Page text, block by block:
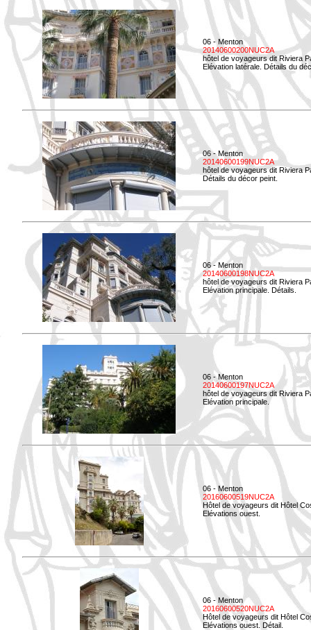
06 - Menton
20140600200NUC2A
hôtel de voyageurs dit Riviera
Elévation latérale. Détails du
06 - Menton
20140600199NUC2A
hôtel de voyageurs dit Riviera
Détails du décor peint.
06 - Menton
20140600198NUC2A
hôtel de voyageurs dit Riviera
Elévation principale. Détails.
06 - Menton
20140600197NUC2A
hôtel de voyageurs dit Riviera
Elévation principale.
06 - Menton
20160600519NUC2A
Hôtel de voyageurs dit Hôtel
Elévations ouest.
06 - Menton
20160600520NUC2A
Hôtel de voyageurs dit Hôtel
Elévations ouest. Détail.